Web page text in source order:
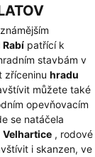
Rabí patřící k
stavbám v
zříceninu hradu
můžete také
opevňovacím
se natáčela
Velhartice , rodové
i skanzen, ve